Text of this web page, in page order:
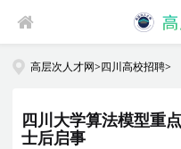
高层次人才网>四川高校招聘>
四川大学算法模型重
士后启事